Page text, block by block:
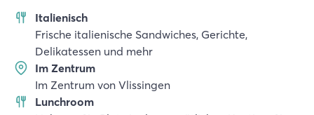
Italienisch
Frische italienische Sandwiches, Gerichte,
Delikatessen und mehr
Im Zentrum
Im Zentrum von Vlissingen
Lunchroom